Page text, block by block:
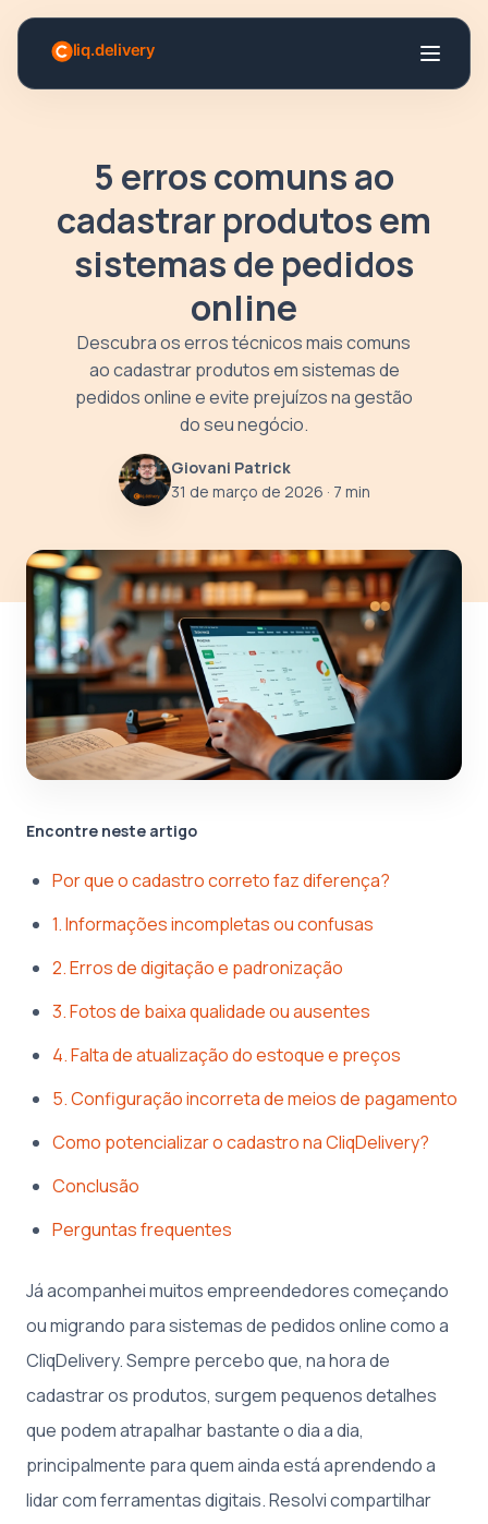
5 erros comuns ao
cadastrar produtos em
sistemas de pedidos
online
Descubra os erros técnicos mais comuns
ao cadastrar produtos em sistemas de
pedidos online e evite prejuízos na gestão
do seu negócio.
Giovani Patrick
31 de março de 2026 · 7 min
Encontre neste artigo
Por que o cadastro correto faz diferença?
1. Informações incompletas ou confusas
2. Erros de digitação e padronização
3. Fotos de baixa qualidade ou ausentes
4. Falta de atualização do estoque e preços
5. Configuração incorreta de meios de pagamento
Como potencializar o cadastro na CliqDelivery?
Conclusão
Perguntas frequentes
Já acompanhei muitos empreendedores começando
ou migrando para sistemas de pedidos online como a
CliqDelivery. Sempre percebo que, na hora de
cadastrar os produtos, surgem pequenos detalhes
que podem atrapalhar bastante o dia a dia,
principalmente para quem ainda está aprendendo a
lidar com ferramentas digitais. Resolvi compartilhar